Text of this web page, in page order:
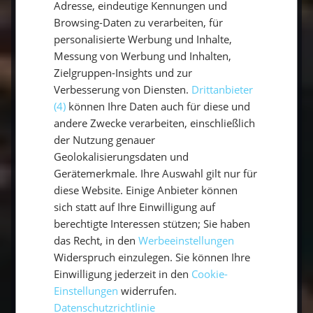
abzufedern. Priorisiere immer die Sicherheit
von Crew und Boot. Und vor allem: Vergiss
nicht, das Abenteuer zu genießen und die
einzigartigen Momente bewusst zu erleben.
Eine Weltumsegelung ist ein Abenteuer, das
sorgfältige Planung und Vorbereitung
erfordert. Mit einer guten Planung, einem
realistischen Budget und der richtigen
Ausrüstung kannst Du Deinen Traum
verwirklichen und die Weltmeere erobern.
Happy Sailing!
Falls Du den Traum vom Segeln verwirklichen
möchtest, ohne direkt eine eigene Yacht zu
kaufen, bietetsailwithusdie perfekte Lösung.
Adresse, eindeutige Kennungen und
Browsing-Daten zu verarbeiten, für
personalisierte Werbung und Inhalte,
Messung von Werbung und Inhalten,
Zielgruppen-Insights und zur
Verbesserung von Diensten. Drittanbieter
(4) können Ihre Daten auch für diese und
andere Zwecke verarbeiten, einschließlich
der Nutzung genauer
Geolokalisierungsdaten und
Gerätemerkmale. Ihre Auswahl gilt nur für
diese Website. Einige Anbieter können
sich statt auf Ihre Einwilligung auf
berechtigte Interessen stützen; Sie haben
das Recht, in denWerbeeinstellungen
Widerspruch einzulegen. Sie können Ihre
Einwilligung jederzeit in den Cookie-
Einstellungen widerrufen.
Datenschutzrichtlinie